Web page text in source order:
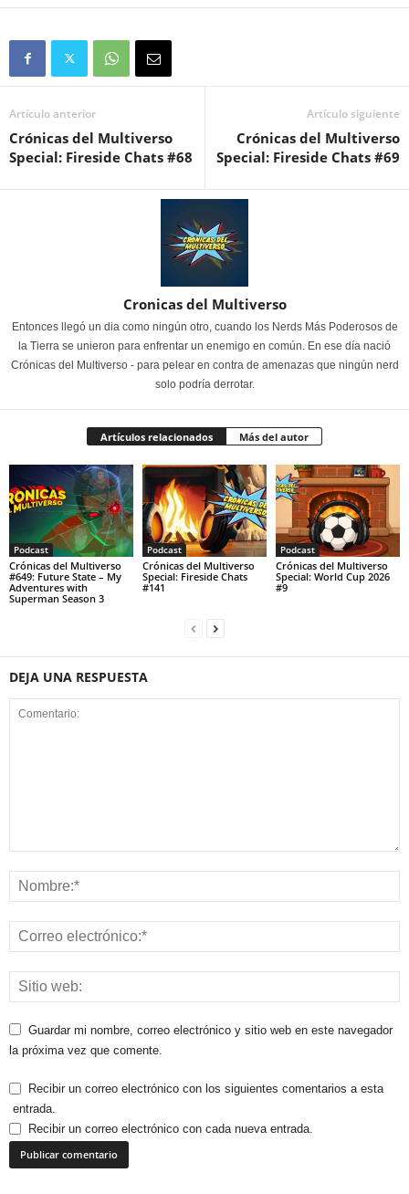
Artículo anterior
Crónicas del Multiverso
Special: Fireside Chats #68
Artículo siguiente
Crónicas del Multiverso
Special: Fireside Chats #69
Cronicas del Multiverso
Entonces llegó un dia como ningún otro, cuando los Nerds Más Poderosos de
la Tierra se unieron para enfrentar un enemigo en común. En ese día nació
Crónicas del Multiverso - para pelear en contra de amenazas que ningún nerd
solo podría derrotar.
Artículos relacionados Más del autor
Podcast
Crónicas del Multiverso
#649: Future State – My
Adventures with
Superman Season 3
Podcast
Crónicas del Multiverso
Special: Fireside Chats
#141
Podcast
Crónicas del Multiverso
Special: World Cup 2026
#9
DEJA UNA RESPUESTA
Guardar mi nombre, correo electrónico y sitio web en este navegador
la próxima vez que comente.
Recibir un correo electrónico con los siguientes comentarios a esta
entrada.
Recibir un correo electrónico con cada nueva entrada.